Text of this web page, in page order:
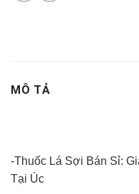
MÔ TẢ
-Thuốc Lá Sợi Bán Sỉ:
Tại Úc